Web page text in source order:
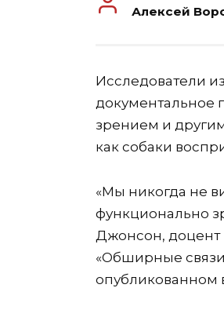
Алексей
Исследователи
документальное
зрением и
как собаки
«Мы никогда не
функционально
Джонсон, доцент
«Обширные связи
опубликованном